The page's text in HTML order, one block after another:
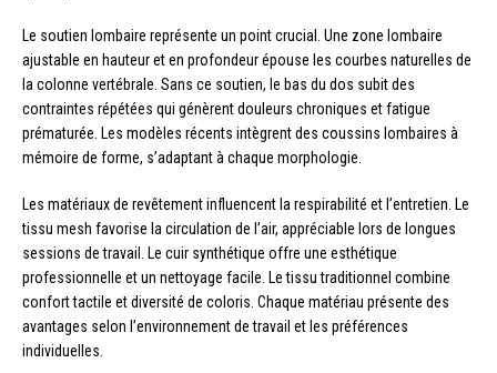
Le soutien lombaire représente un point crucial. Une zone lombaire
ajustable en hauteur et en profondeur épouse les courbes naturelles de
la colonne vertébrale. Sans ce soutien, le bas du dos subit des
contraintes répétées qui génèrent douleurs chroniques et fatigue
prématurée. Les modèles récents intègrent des coussins lombaires à
mémoire de forme, s’adaptant à chaque morphologie.
Les matériaux de revêtement influencent la respirabilité et l’entretien. Le
tissu mesh favorise la circulation de l’air, appréciable lors de longues
sessions de travail. Le cuir synthétique offre une esthétique
professionnelle et un nettoyage facile. Le tissu traditionnel combine
confort tactile et diversité de coloris. Chaque matériau présente des
avantages selon l’environnement de travail et les préférences
individuelles.